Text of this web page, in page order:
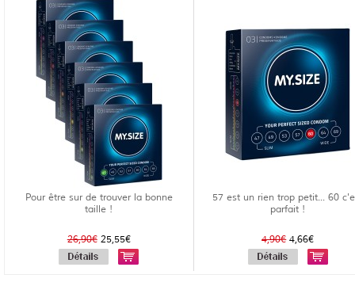
Pour être sur de trouver la bonne
taille !
26,90€25,55€
57 est un rien trop petit... 60
parfait !
4,90€4,66€